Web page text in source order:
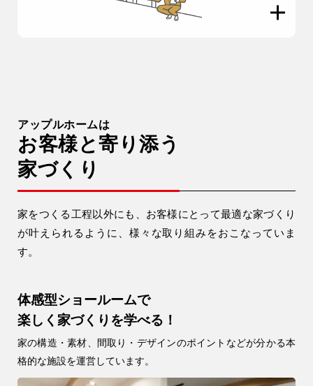
アップルホームは
お客様と寄り添う
家づくり
家をつくる工程以外にも、お客様にとって最適な家づくり
が叶えられるように、 様々な取り組みをおこなっていま
す。
体感型ショールームで
楽しく家づくりを学べる！
家の構造・素材、間取り・デザインのポイントなどが分かる本
格的な施設を運営しています。